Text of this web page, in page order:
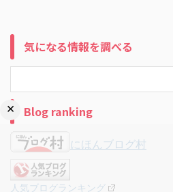
気になる情報を調べる
Blog ranking
にほんブログ村
人気ブログランキング
×